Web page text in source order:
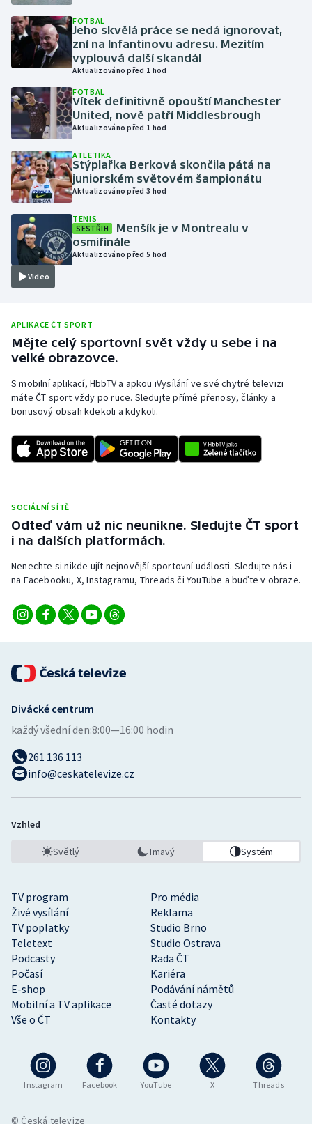
Judo
Krasobruslení
Lyže a snowboard
Moderní pětiboj
Motorsport
Parasport
Plavání
Ragby
Rychlobruslení
Rychlostní kanoistika
Short track
Stolní tenis
Triatlon
Veslování
Vodní slalom
Volejbal
Ostatní
FOTBAL
Jeho skvělá práce se nedá ignorovat,
zní na Infantinovu adresu. Mezitím
vyplouvá další skandál
Aktualizováno před 1 hod
FOTBAL
Vítek definitivně opouští Manchester
United, nově patří Middlesbrough
Aktualizováno před 1 hod
ATLETIKA
Stýplařka Berková skončila pátá na
juniorském světovém šampionátu
Aktualizováno před 3 hod
Video
TENIS
SESTŘIH
Menšík je v Montrealu v
osmifinále
Aktualizováno před 5 hod
APLIKACE ČT SPORT
Mějte celý sportovní svět vždy u sebe i na
velké obrazovce.
S mobilní aplikací, HbbTV a apkou iVysílání ve své chytré televizi
máte ČT sport vždy po ruce. Sledujte přímé přenosy, články a
bonusový obsah kdekoli a kdykoli.
SOCIÁLNÍ SÍTĚ
Odteď vám už nic neunikne. Sledujte ČT sport
i na dalších platformách.
Nenechte si nikde ujít nejnovější sportovní události. Sledujte nás i
na Facebooku, X, Instagramu, Threads či YouTube a buďte v obraze.
Instagram Facebook YouTube X Threads
TV program
Pro média
Živé vysílání
Reklama
TV poplatky
Studio Brno
Teletext
Studio Ostrava
Podcasty
Rada ČT
Počasí
Kariéra
E-shop
Podávání námětů
Mobilní a TV aplikace
Časté dotazy
Vše o ČT
Kontakty
Divácké centrum
každý všední den:8:00—16:00 hodin
261 136 113
info@ceskatelevize.cz
Vzhled
Světlý Tmavý Systém
© Česká televize